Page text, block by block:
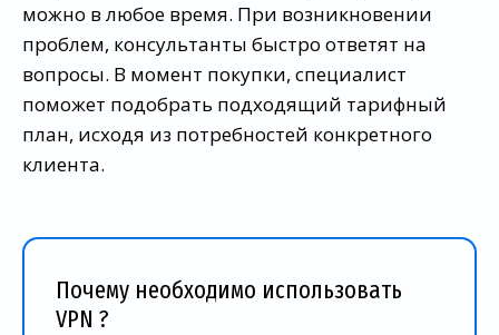
можно в любое время. При возникновении
проблем, консультанты быстро ответят на
вопросы. В момент покупки, специалист
поможет подобрать подходящий тарифный
план, исходя из потребностей конкретного
клиента.
Почему необходимо использовать
VPN ?